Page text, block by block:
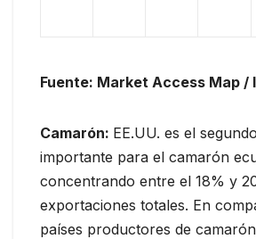
Fuente: Market Access Map /
Camarón: EE.UU. es el
importante para el camarón
concentrando entre el 18% y
exportaciones totales. En
países productores de